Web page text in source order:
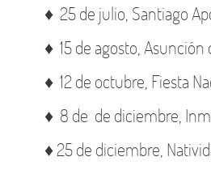
♦ 25 de julio, Santiago
♦ 15 de agosto, Asunción
♦ 12 de octubre, Fiesta
♦ 8 de de diciembre,
♦ 25 de diciembre,